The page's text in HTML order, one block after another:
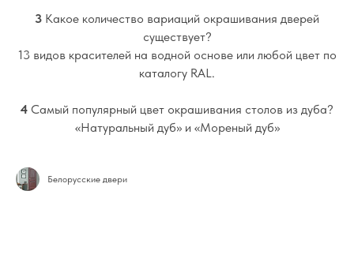
3 Какое количество вариаций окрашивания дверей
существует?
13 видов красителей на водной основе или любой цвет по
каталогу RAL.
4 Самый популярный цвет окрашивания столов из дуба?
«Натуральный дуб» и «Мореный дуб»
Белорусские двери